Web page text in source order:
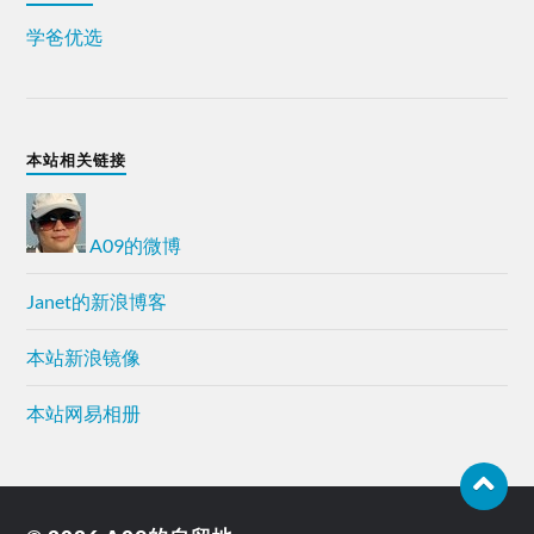
学爸优选
本站相关链接
A09的微博
Janet的新浪博客
本站新浪镜像
本站网易相册